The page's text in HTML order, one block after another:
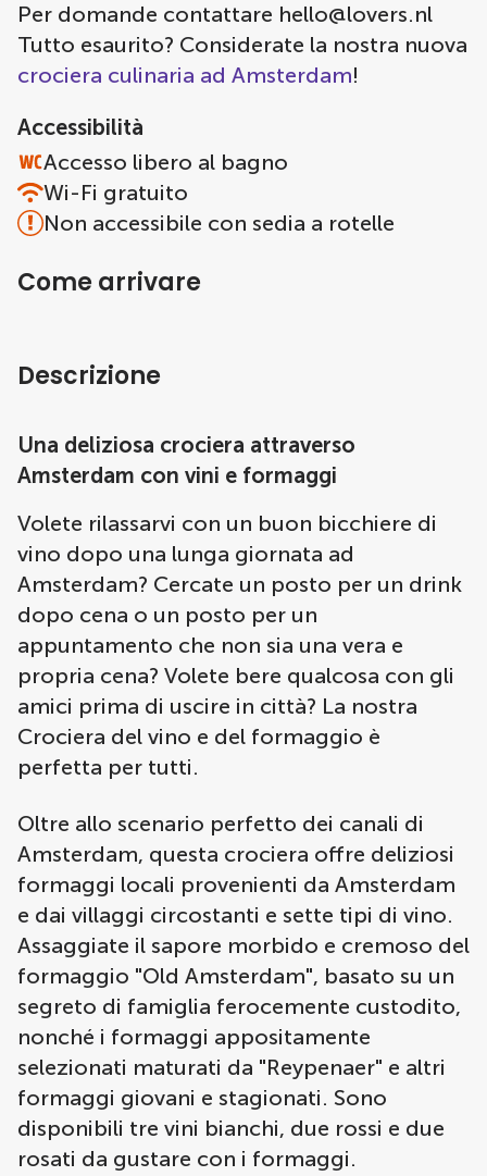
Per domande contattare hello@lovers.nl
Tutto esaurito? Considerate la nostra nuova
crociera culinaria ad Amsterdam!
Accessibilità
Accesso libero al bagno
Wi-Fi gratuito
Non accessibile con sedia a rotelle
Come arrivare
Descrizione
Una deliziosa crociera attraverso
Amsterdam con vini e formaggi
Volete rilassarvi con un buon bicchiere di
vino dopo una lunga giornata ad
Amsterdam? Cercate un posto per un drink
dopo cena o un posto per un
appuntamento che non sia una vera e
propria cena? Volete bere qualcosa con gli
amici prima di uscire in città? La nostra
Crociera del vino e del formaggio è
perfetta per tutti.
Oltre allo scenario perfetto dei canali di
Amsterdam, questa crociera offre deliziosi
formaggi locali provenienti da Amsterdam
e dai villaggi circostanti e sette tipi di vino.
Assaggiate il sapore morbido e cremoso del
formaggio "Old Amsterdam", basato su un
segreto di famiglia ferocemente custodito,
nonché i formaggi appositamente
selezionati maturati da "Reypenaer" e altri
formaggi giovani e stagionati. Sono
disponibili tre vini bianchi, due rossi e due
rosati da gustare con i formaggi.